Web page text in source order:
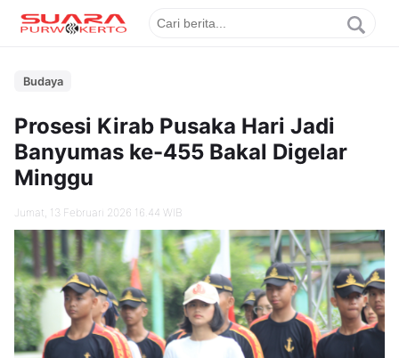
Budaya
Prosesi Kirab Pusaka Hari Jadi
Banyumas ke-455 Bakal Digelar
Minggu
Jumat, 13 Februari 2026 16.44 WIB